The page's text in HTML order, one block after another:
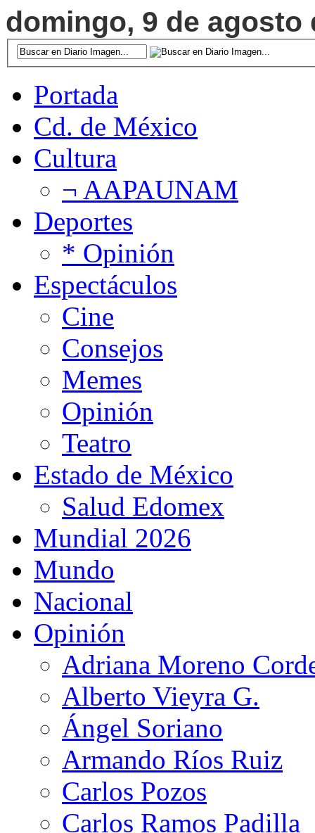
domingo, 9 de agosto
Portada
Cd. de México
Cultura
¬ AAPAUNAM
Deportes
* Opinión
Espectáculos
Cine
Consejos
Memes
Opinión
Teatro
Estado de México
Salud Edomex
Mundial 2026
Mundo
Nacional
Opinión
Adriana Moreno
Alberto Vieyra G.
Ángel Soriano
Armando Ríos Ruiz
Carlos Pozos
Carlos Ramos Padilla